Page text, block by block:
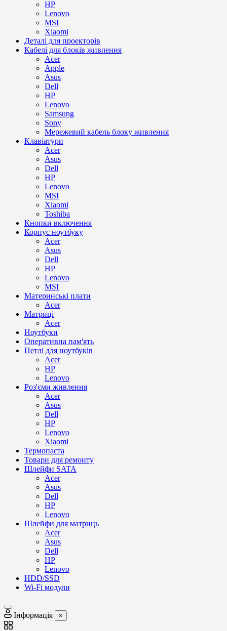
HP
Lenovo
MSI
Xiaomi
Деталі для проекторів
Кабелі для блоків живлення
Acer
Apple
Asus
Dell
HP
Lenovo
Samsung
Sony
Мережевий кабель блоку живлення
Клавіатури
Acer
Asus
Dell
HP
Lenovo
MSI
Xiaomi
Toshiba
Кнопки включення
Корпус ноутбуку
Acer
Asus
Dell
HP
Lenovo
MSI
Материнські плати
Acer
Матриці
Acer
Ноутбуки
Оперативна пам'ять
Петлі для ноутбуків
Acer
HP
Lenovo
Роз'єми живлення
Acer
Asus
Dell
HP
Lenovo
Xiaomi
Термопаста
Товари для ремонту
Шлейфи SATA
Acer
Asus
Dell
HP
Lenovo
Шлейфи для матриць
Acer
Asus
Dell
HP
Lenovo
HDD/SSD
Wi-Fi модули
Інформація ×